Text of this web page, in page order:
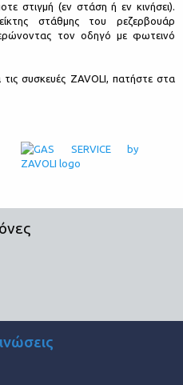
στιγμή (εν στάση ή εν κινήσει).
στάθμης του ρεζερβουάρ
τον οδηγό με φωτεινό
τις συσκευές ZAVOLI, πατήστε στα